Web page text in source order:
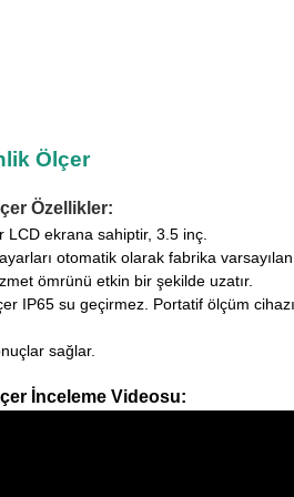
Ölçer
Özellikler:
LCD ekrana sahiptir, 3.5 inç.
otomatik olarak fabrika
ömrünü etkin bir şekilde uzatır.
IP65 su geçirmez. Portatif ölçüm
sağlar.
İnceleme Videosu: